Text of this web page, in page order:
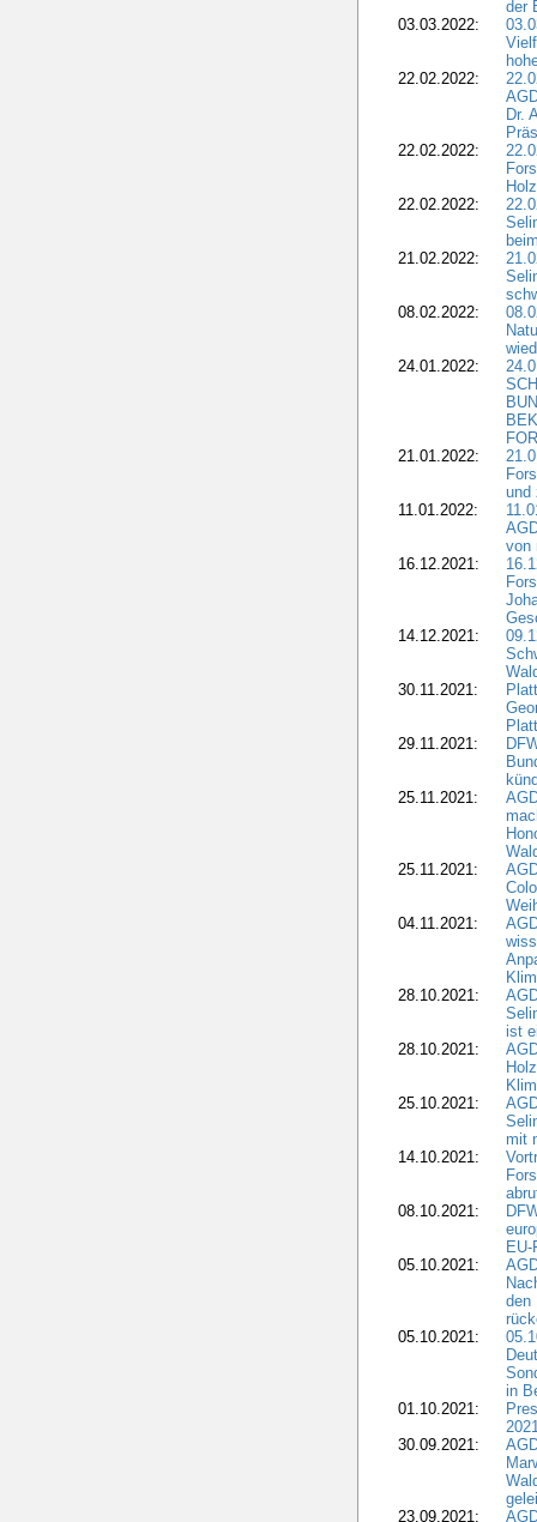
der
03.03.2022:
22.02.2022:
Dr.
22.02.2022:
22.02.2022:
21.02.2022:
08.02.2022:
24.01.2022:
21.01.2022:
und
11.01.2022:
von
16.12.2021:
14.12.2021:
30.11.2021:
29.11.2021:
25.11.2021:
25.11.2021:
04.11.2021:
28.10.2021:
ist
28.10.2021:
25.10.2021:
mit
14.10.2021:
08.10.2021:
05.10.2021:
den
05.10.2021:
in
01.10.2021:
30.09.2021:
23.09.2021: